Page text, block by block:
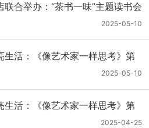
联合举办：“茶书一味”主题读书会
2025-05-10
生活：《像艺术家一样思考》第
成功举办
2025-05-10
生活：《像艺术家一样思考》第
成功举办
2025-04-25